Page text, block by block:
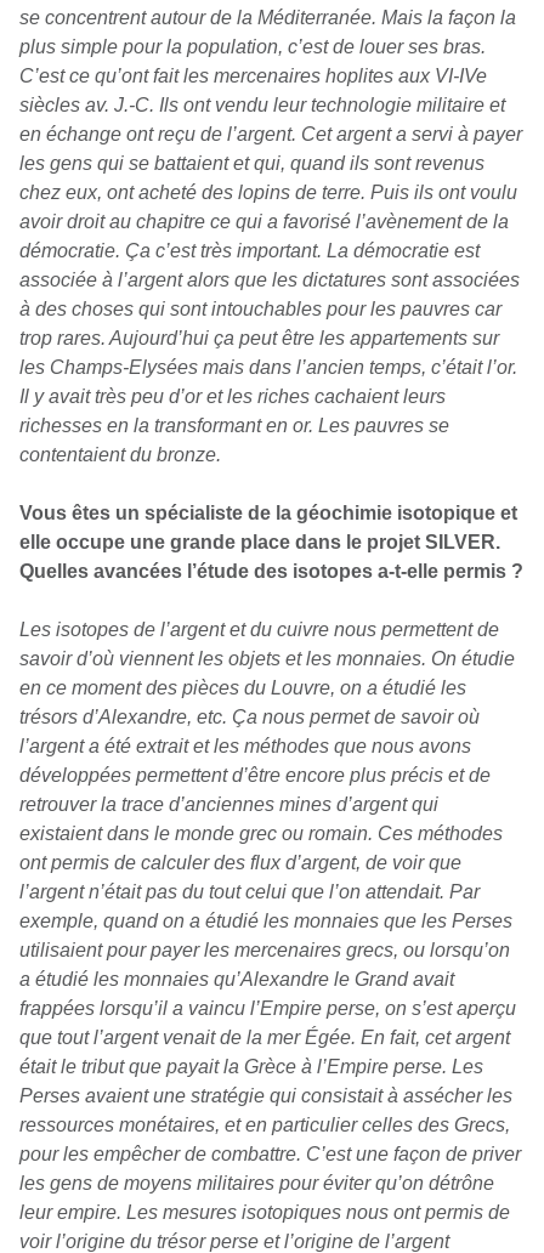
se concentrent autour de la Méditerranée. Mais la façon la
plus simple pour la population, c’est de louer ses bras.
C’est ce qu’ont fait les mercenaires hoplites aux VI-IVe
siècles av. J.-C. Ils ont vendu leur technologie militaire et
en échange ont reçu de l’argent. Cet argent a servi à payer
les gens qui se battaient et qui, quand ils sont revenus
chez eux, ont acheté des lopins de terre. Puis ils ont voulu
avoir droit au chapitre ce qui a favorisé l’avènement de la
démocratie. Ça c’est très important. La démocratie est
associée à l’argent alors que les dictatures sont associées
à des choses qui sont intouchables pour les pauvres car
trop rares. Aujourd’hui ça peut être les appartements sur
les Champs-Elysées mais dans l’ancien temps, c’était l’or.
Il y avait très peu d’or et les riches cachaient leurs
richesses en la transformant en or. Les pauvres se
contentaient du bronze.
Vous êtes un spécialiste de la géochimie isotopique et
elle occupe une grande place dans le projet SILVER.
Quelles avancées l’étude des isotopes a-t-elle permis ?
Les isotopes de l’argent et du cuivre nous permettent de
savoir d’où viennent les objets et les monnaies. On étudie
en ce moment des pièces du Louvre, on a étudié les
trésors d’Alexandre, etc. Ça nous permet de savoir où
l’argent a été extrait et les méthodes que nous avons
développées permettent d’être encore plus précis et de
retrouver la trace d’anciennes mines d’argent qui
existaient dans le monde grec ou romain. Ces méthodes
ont permis de calculer des flux d’argent, de voir que
l’argent n’était pas du tout celui que l’on attendait. Par
exemple, quand on a étudié les monnaies que les Perses
utilisaient pour payer les mercenaires grecs, ou lorsqu’on
a étudié les monnaies qu’Alexandre le Grand avait
frappées lorsqu’il a vaincu l’Empire perse, on s’est aperçu
que tout l’argent venait de la mer Égée. En fait, cet argent
était le tribut que payait la Grèce à l’Empire perse. Les
Perses avaient une stratégie qui consistait à assécher les
ressources monétaires, et en particulier celles des Grecs,
pour les empêcher de combattre. C’est une façon de priver
les gens de moyens militaires pour éviter qu’on détrône
leur empire. Les mesures isotopiques nous ont permis de
voir l’origine du trésor perse et l’origine de l’argent